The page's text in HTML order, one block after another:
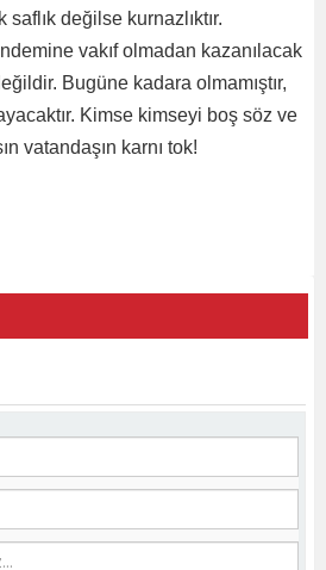
değilse kurnazlıktır.
vakıf olmadan kazanılacak
Bugüne kadara olmamıştır,
Kimse kimseyi boş söz ve
vatandaşın karnı tok!